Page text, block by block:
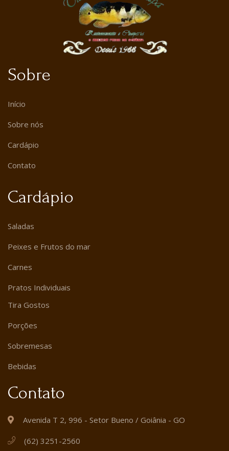
Sobre
Início
Sobre nós
Cardápio
Contato
Cardápio
Saladas
Peixes e Frutos do mar
Carnes
Pratos Individuais
Tira Gostos
Porções
Sobremesas
Bebidas
Contato
Avenida T 2, 996 - Setor Bueno / Goiânia - GO
(62) 3251-2560